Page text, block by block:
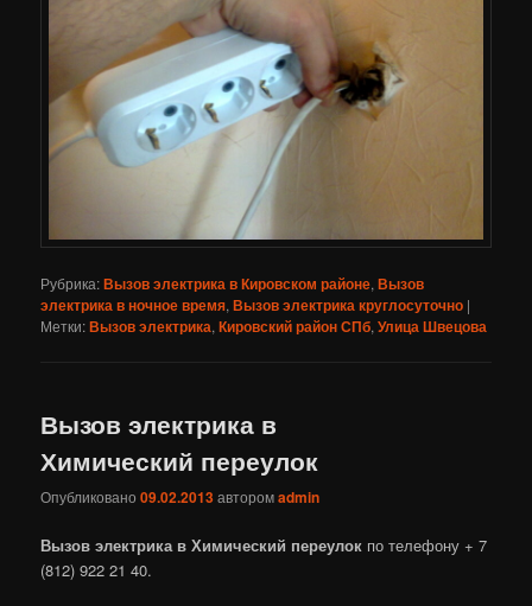
Рубрика:Вызов электрика в Кировском районе,Вызов
электрика в ночное время,Вызов электрика круглосуточно |
Метки:Вызов электрика,Кировский район СПб,Улица Швецова
Вызов электрика в
Химический переулок
Опубликовано09.02.2013авторомadmin
Вызов электрика в Химический переулок по телефону + 7
(812) 922 21 40.